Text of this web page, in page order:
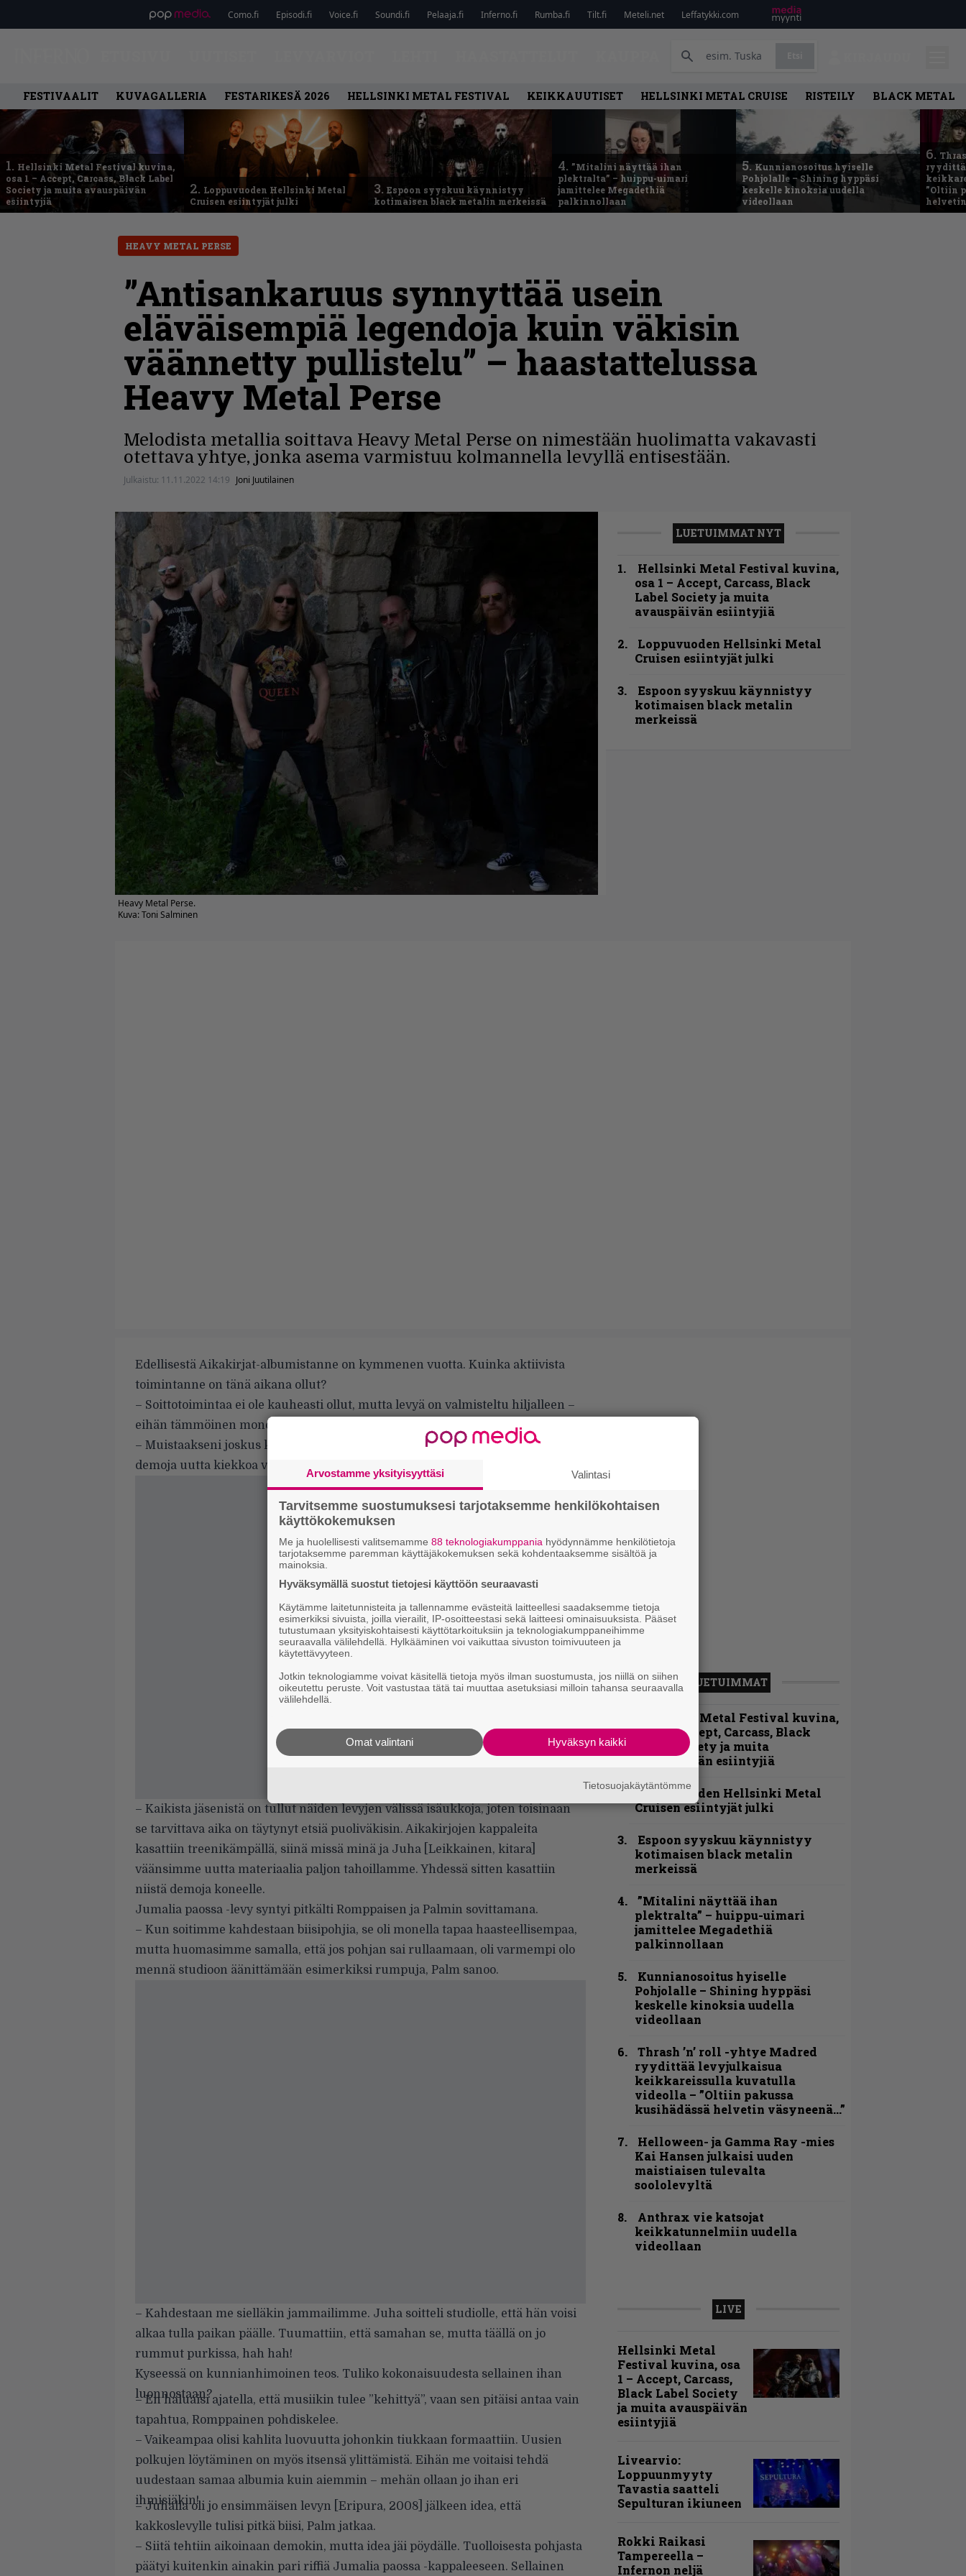
Como.fi Episodi.fi Voice.fi Soundi.fi Pelaaja.fi Inferno.fi Rumba.fi Tilt.fi Meteli.net Leffatykki.com
FESTIVAALIT KUVAGALLERIA FESTARIKESÄ 2026 HELLSINKI METAL FESTIVAL KEIKKAUUTISET HELLSINKI METAL CRUISE RISTEILY BLACK METAL
1. Hellsinki Metal Festival kuvina,
osa 1 – Accept, Carcass, Black Label
Society ja muita avauspäivän
esiintyjiä
2. Loppuvuoden Hellsinki Metal
Cruisen esiintyjät julki
3. Espoon syyskuu käynnistyy
kotimaisen black metalin merkeissä
4. ”Mitalini näyttää ihan
plektralta” – huippu-uimari
jamittelee Megadethiä
palkinnollaan
5. Kunnianosoitus hyiselle
Pohjolalle – Shining hyppäsi
keskelle kinoksia uudella
videollaan
6.
”Oltiin
HEAVY METAL PERSE
”Antisankaruus synnyttää usein
eläväisempiä legendoja kuin väkisin
väännetty pullistelu” – haastattelussa
Heavy Metal Perse
Melodista metallia soittava Heavy Metal Perse on nimestään huolimatta vakavasti
otettava yhtye, jonka asema varmistuu kolmannella levyllä entisestään.
Julkaistu: 11.11.2022 14:19 Joni Juutilainen
Heavy Metal Perse.
Kuva: Toni Salminen
LUETUIMMAT NYT
Hellsinki Metal Festival kuvina,
osa 1 – Accept, Carcass, Black
Label Society ja muita
avauspäivän esiintyjiä
Loppuvuoden Hellsinki Metal
Cruisen esiintyjät julki
Espoon syyskuu käynnistyy
kotimaisen black metalin
merkeissä
Edellisestä Aikakirjat-albumistanne on kymmenen vuotta. Kuinka aktiivista
toimintanne on tänä aikana ollut?
– Soittotoimintaa ei ole kauheasti ollut, mutta levyä on valmisteltu hiljalleen –
eihän tämmöinen monoliitti synny viikossa, rumpali Heikki Romppainen avaa.
– Muistaakseni joskus kuusi vuotta sitten tehtiin ensimmäisiä biisipohjia tai
demoja uutta kiekkoa varten, kitaristi-laulaja Matias Palm jatkaa.
– Kaikista jäsenistä on tullut näiden levyjen välissä isäukkoja, joten toisinaan
se tarvittava aika on täytynyt etsiä puoliväkisin. Aikakirjojen kappaleita
kasattiin treenikämpällä, siinä missä minä ja Juha [Leikkainen, kitara]
väänsimme uutta materiaalia paljon tahoillamme. Yhdessä sitten kasattiin
niistä demoja koneelle.
Jumalia paossa -levy syntyi pitkälti Romppaisen ja Palmin sovittamana.
– Kun soitimme kahdestaan biisipohjia, se oli monella tapaa haasteellisempaa,
mutta huomasimme samalla, että jos pohjan sai rullaamaan, oli varmempi olo
mennä studioon äänittämään esimerkiksi rumpuja, Palm sanoo.
– Kahdestaan me sielläkin jammailimme. Juha soitteli studiolle, että hän voisi
alkaa tulla paikan päälle. Tuumattiin, että samahan se, mutta täällä on jo
rummut purkissa, hah hah!
Kyseessä on kunnianhimoinen teos. Tuliko kokonaisuudesta sellainen ihan
luonnostaan?
– En haluaisi ajatella, että musiikin tulee ”kehittyä”, vaan sen pitäisi antaa vain
tapahtua, Romppainen pohdiskelee.
– Vaikeampaa olisi kahlita luovuutta johonkin tiukkaan formaattiin. Uusien
polkujen löytäminen on myös itsensä ylittämistä. Eihän me voitaisi tehdä
uudestaan samaa albumia kuin aiemmin – mehän ollaan jo ihan eri
ihmisiäkin!
– Juhalla oli jo ensimmäisen levyn [Eripura, 2008] jälkeen idea, että
kakkoslevylle tulisi pitkä biisi, Palm jatkaa.
– Siitä tehtiin aikoinaan demokin, mutta idea jäi pöydälle. Tuolloisesta pohjasta
päätyi kuitenkin ainakin pari riffiä Jumalia paossa -kappaleeseen. Sellainen
LUETUIMMAT
Hellsinki Metal Festival kuvina,
osa 1 – Accept, Carcass, Black
Label Society ja muita
avauspäivän esiintyjiä
Loppuvuoden Hellsinki Metal
Cruisen esiintyjät julki
Espoon syyskuu käynnistyy
kotimaisen black metalin
merkeissä
”Mitalini näyttää ihan
plektralta” – huippu-uimari
jamittelee Megadethiä
palkinnollaan
Kunnianosoitus hyiselle
Pohjolalle – Shining hyppäsi
keskelle kinoksia uudella
videollaan
Thrash ’n’ roll -yhtye Madred
ryydittää levyjulkaisua
keikkareissulla kuvatulla
videolla – ”Oltiin pakussa
kusihädässä helvetin väsyneenä…”
Helloween- ja Gamma Ray -mies
Kai Hansen julkaisi uuden
maistiaisen tulevalta
soololevyltä
Anthrax vie katsojat
keikkatunnelmiin uudella
videollaan
LIVE
Hellsinki Metal
Festival kuvina, osa
1 – Accept, Carcass,
Black Label Society
ja muita avauspäivän
esiintyjiä
Livearvio:
Loppuunmyyty
Tavastia saatteli
Sepulturan ikiuneen
Rokki Raikasi
Tampereella –
Infernon neljä
Arvostamme yksityisyyttäsi Valintasi
Tarvitsemme suostumuksesi tarjotaksemme henkilökohtaisen
käyttökokemuksen
Me ja huolellisesti valitsemamme 88 teknologiakumppania hyödynnämme henkilötietoja
tarjotaksemme paremman käyttäjäkokemuksen sekä kohdentaaksemme sisältöä ja
mainoksia.
Hyväksymällä suostut tietojesi käyttöön seuraavasti
Käytämme laitetunnisteita ja tallennamme evästeitä laitteellesi saadaksemme tietoja
esimerkiksi sivuista, joilla vierailit, IP-osoitteestasi sekä laitteesi ominaisuuksista. Pääset
tutustumaan yksityiskohtaisesti käyttötarkoituksiin ja teknologiakumppaneihimme
seuraavalla välilehdellä. Hylkääminen voi vaikuttaa sivuston toimivuuteen ja
käytettävyyteen.
Jotkin teknologiamme voivat käsitellä tietoja myös ilman suostumusta, jos niillä on siihen
oikeutettu peruste. Voit vastustaa tätä tai muuttaa asetuksiasi milloin tahansa seuraavalla
välilehdellä.
Hyväksyn kaikki
Omat valintani
Tietosuojakäytäntömme